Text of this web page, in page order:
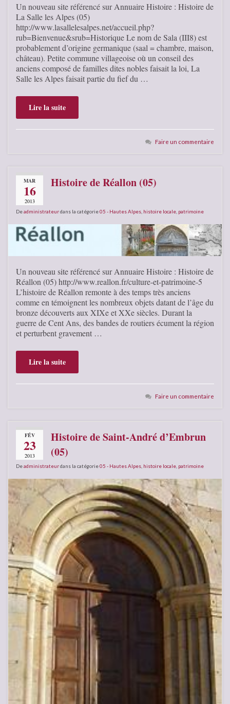
Un nouveau site référencé sur Annuaire Histoire : Histoire de
La Salle les Alpes (05)
http://www.lasallelesalpes.net/accueil.php?
rub=Bienvenue&srub=Historique Le nom de Sala (III8) est
probablement d’origine germanique (saal = chambre, maison,
château). Petite commune villageoise où un conseil des
anciens composé de familles dites nobles faisait la loi, La
Salle les Alpes faisait partie du fief du …
Lire la suite
Faire un commentaire
MAR
16
2013
Histoire de Réallon (05)
Deadministrateurdans la catégorie05 - Hautes Alpes histoire locale patrimoine
Un nouveau site référencé sur Annuaire Histoire : Histoire de
Réallon (05) http://www.reallon.fr/culture-et-patrimoine-5
L’histoire de Réallon remonte à des temps très anciens
comme en témoignent les nombreux objets datant de l’âge du
bronze découverts aux XIXe et XXe siècles. Durant la
guerre de Cent Ans, des bandes de routiers écument la région
et perturbent gravement …
Lire la suite
Faire un commentaire
FÉV
23
2013
Histoire de Saint-André d’Embrun
(05)
Deadministrateurdans la catégorie05 - Hautes Alpes histoire locale patrimoine